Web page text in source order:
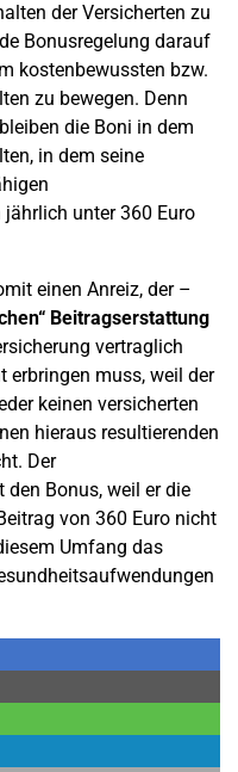
der Versicherten zu
Bonusregelung darauf
kostenbewussten bzw.
zu bewegen. Denn
die Boni in dem
in dem seine
unter 360 Euro
einen Anreiz, der –
Beitragserstattung
vertraglich
erbringen muss, weil der
keinen versicherten
hieraus resultierenden
Der
den Bonus, weil er die
von 360 Euro nicht
Umfang das